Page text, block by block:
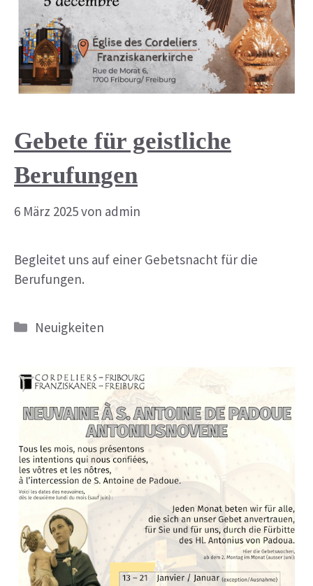
Gebete für geistliche
Berufungen
6 März 2025von admin
Begleitet uns auf einer Gebetsnacht für die
Berufungen.
Kategorien
Neuigkeiten